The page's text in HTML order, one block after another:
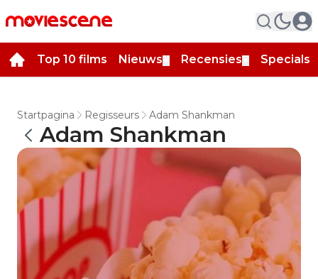
Top 10 films Nieuws Recensies Specials
Startpagina Regisseurs Adam Shankman
Adam Shankman